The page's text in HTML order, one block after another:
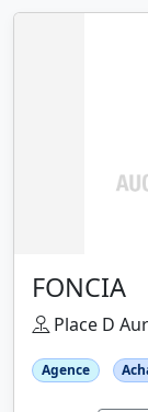
FONCIA
Place D
Agence